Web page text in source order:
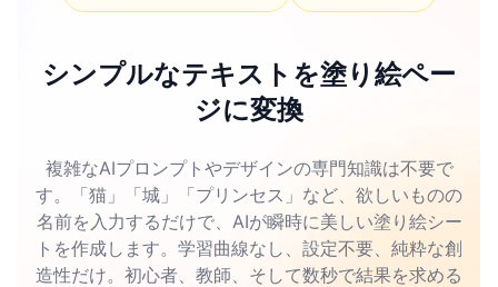
シンプルなテキストを塗り絵ペー
ジに変換
複雑なAIプロンプトやデザインの専門知識は不要で
す。「猫」「城」「プリンセス」など、欲しいものの
名前を入力するだけで、AIが瞬時に美しい塗り絵シー
トを作成します。学習曲線なし、設定不要、純粋な創
造性だけ。初心者、教師、そして数秒で結果を求める